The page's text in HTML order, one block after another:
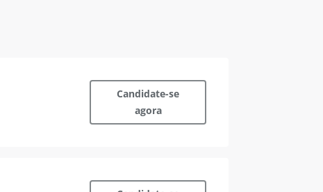
Candidate-se
agora